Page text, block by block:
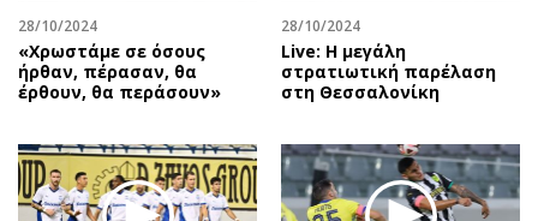
28/10/2024
«Χρωστάμε σε όσους
ήρθαν, πέρασαν, θα
έρθουν, θα περάσουν»
28/10/2024
Live: Η μεγάλη
στρατιωτική παρέλαση
στη Θεσσαλονίκη